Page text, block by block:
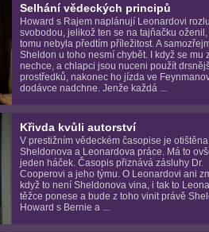
Selhání vědeckých principů
Howard s Rajem naplánují Leonardovi
svobodou, jelikož ten se na tajňačku oženil,
tomu nebyla předtím příležitost. A
Sheldon u toho nesmí chybět. I když se mu
nechce, a chlapci jsou nuceni použít
prostředků, nakonec ho jízda ve
dodávce nadchne. Jenže každá ...
Křivda kvůli autorství
V prestižním vědeckém časopise je otištěna
Sheldonova a Leonardova práce. Má to
jeden háček. Časopis přiznává zásluhy Dr.
Cooperovi a jeho týmu. O Leonardovi ani
když to není Sheldonova vina, i tak to
těžce ponese a bude z toho vinit právě
Howard s Bernie a ...